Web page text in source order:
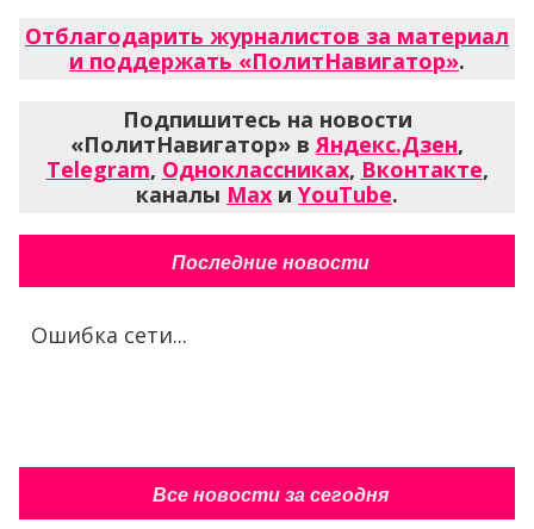
Отблагодарить журналистов за материал
и поддержать «ПолитНавигатор».
Подпишитесь на новости
«ПолитНавигатор» в Яндекс.Дзен,
Telegram, Одноклассниках, Вконтакте,
каналы Max и YouTube.
Последние новости
Ошибка сети...
Все новости за сегодня